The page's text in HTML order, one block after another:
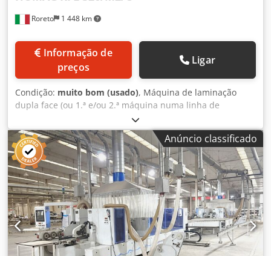
Roreto 1 448 km
preços
Ligar
Condição: muito bom (usado), Máquina de laminação
dupla face (ou 1.ª e/ou 2.ª máquina numa linha de
máquinas) Espessura da borda nos rolos (mín./máx.) mm
0,3 / 3 Espessura da placa (mín./máx.) mm 12 - 40 Largura
de trabalho (mín./máx.) mm 250 / 2500 Controlo/Software
Power Control 22 / woodCommander Velocidade de avanço
(ajustável) m/min 15 - 35 Cabine de segurança e proteção
acústica Resalto de guias retrátil, distância (mm) 1000
UNIDADE DE PREPARAÇÃO DE BORDAS (para cada lado):
Unidade de pulverização (para adesivo líquido
antiaderente) Fresadora de proteção (para fresagem) (1 x
Kw 4,5) Desbaste KD 11 (2 x Kw 6,6) Dcodpezrd Rzefx Agfok
UNIDADE DE APLICAÇÃO DE BORDAS (para cada lado):
Anúncio classificado